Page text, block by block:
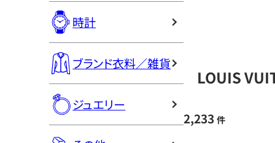
時計
ブランド衣料／雑貨
ジュエリー
LOUIS
2,233 件